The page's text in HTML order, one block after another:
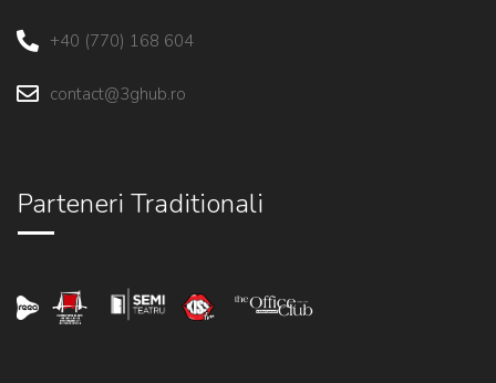
+40 (770) 168 604
contact@3ghub.ro
Parteneri Traditionali